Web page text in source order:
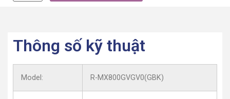
Thông số kỹ thuật
Model: R-MX800GVGV0(GBK)